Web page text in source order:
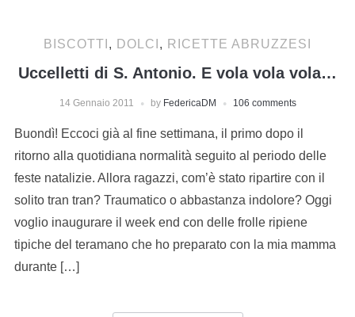
BISCOTTI , DOLCI , RICETTE ABRUZZESI
Uccelletti di S. Antonio. E vola vola vola…
14 Gennaio 2011 by FedericaDM 106 comments
Buondì! Eccoci già al fine settimana, il primo dopo il
ritorno alla quotidiana normalità seguito al periodo delle
feste natalizie. Allora ragazzi, com’è stato ripartire con il
solito tran tran? Traumatico o abbastanza indolore? Oggi
voglio inaugurare il week end con delle frolle ripiene
tipiche del teramano che ho preparato con la mia mamma
durante […]